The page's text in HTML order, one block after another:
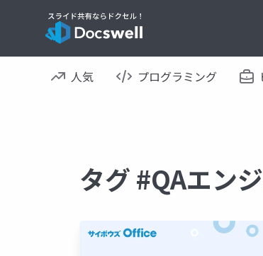
人気 プログラミング
タグ #QAエン